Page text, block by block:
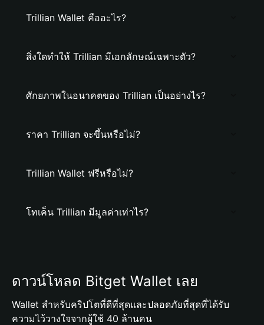
Trillian Wallet คืออะไร?
สิ่งใดทำให้ Trillian มีเอกลักษณ์เฉพาะตัว?
ศักยภาพในอนาคตของ Trillian เป็นอย่างไร?
ราคา Trillian จะขึ้นหรือไม่?
Trillian Wallet ฟรีหรือไม่?
โทเค็น Trillian มีมูลค่าเท่าไร?
ดาวน์โหลด Bitget Wallet เลย
Wallet สำหรับคริปโตที่ดีที่สุดและปลอดภัยที่สุดที่ได้รับ
ความไว้วางใจจากผู้ใช้ 40 ล้านคน